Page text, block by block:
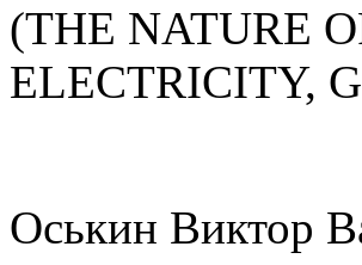
(THE NATURE
ELECTRICITY,
Оськин Виктор